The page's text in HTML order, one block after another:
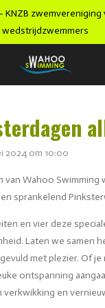
KNZB
wedstrijdzwemmers
2024 om 10:00
van Wahoo Swimming
sprankelend
en vier deze
Laten we samen
met plezier. Of
ontspanning
verkwikking en